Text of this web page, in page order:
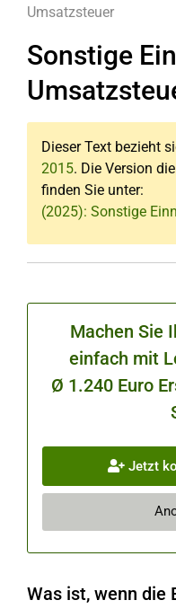
Umsatzsteuer
Sonstige
Dieser Text bezieht
2015. Die Version
finden Sie unter:
(2025): Sonstige
Machen Sie
einfach mit
Ø 1.240 Euro
Jetzt
Was ist, wenn die